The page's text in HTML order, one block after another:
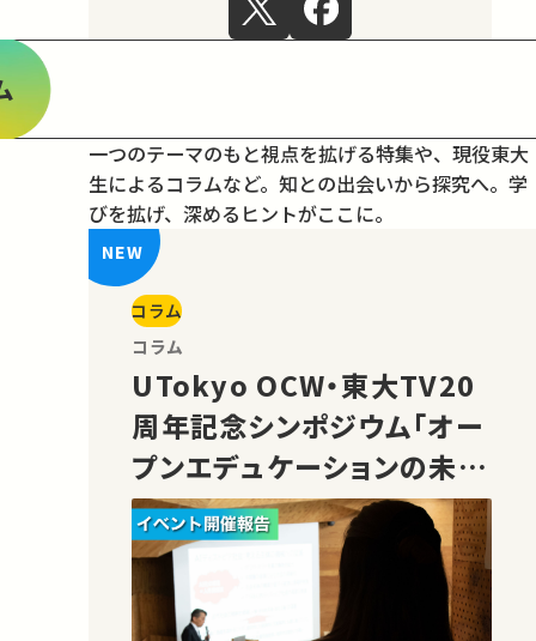
一つのテーマのもと視点を拡げる特集や、現役東大
生によるコラムなど。 知との出会いから探究へ。学
びを拡げ、深めるヒントがここに。
コラム
コラム
UTokyo OCW・東大TV20
周年記念シンポジウム「オー
プンエデュケーションの未
来」の様子をご紹介！